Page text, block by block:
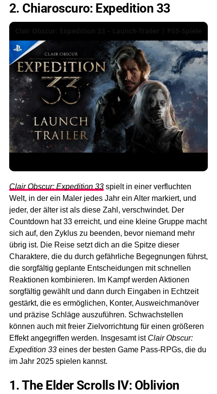
2. Chiaroscuro: Expedition 33
Clair Obscur: Expedition 33spielt in einer verfluchten
Welt, in der ein Maler jedes Jahr ein Alter markiert, und
jeder, der älter ist als diese Zahl, verschwindet. Der
Countdown hat 33 erreicht, und eine kleine Gruppe macht
sich auf, den Zyklus zu beenden, bevor niemand mehr
übrig ist. Die Reise setzt dich an die Spitze dieser
Charaktere, die du durch gefährliche Begegnungen führst,
die sorgfältig geplante Entscheidungen mit schnellen
Reaktionen kombinieren. Im Kampf werden Aktionen
sorgfältig gewählt und dann durch Eingaben in Echtzeit
gestärkt, die es ermöglichen, Konter, Ausweichmanöver
und präzise Schläge auszuführen. Schwachstellen
können auch mit freier Zielvorrichtung für einen größeren
Effekt angegriffen werden. Insgesamt ist Clair Obscur:
Expedition 33eines der besten Game Pass-RPGs, die du
im Jahr 2025 spielen kannst.
1. The Elder Scrolls IV: Oblivion